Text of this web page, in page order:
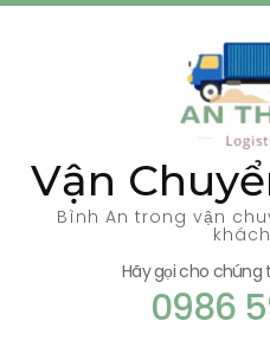
Bỏ
dungVận
Bình An trong vận
Hãy gọi cho chúng
0986